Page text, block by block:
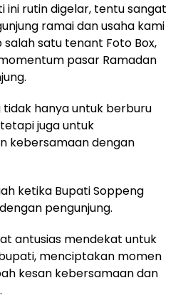
ini rutin digelar, tentu sangat
ramai dan usaha kami
satu tenant Foto Box,
pasar Ramadan
tidak hanya untuk berburu
juga untuk
kebersamaan dengan
ketika Bupati Soppeng
pengunjung.
antusias mendekat untuk
menciptakan momen
kesan kebersamaan dan